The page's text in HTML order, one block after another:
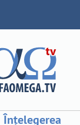
Înțelegerea